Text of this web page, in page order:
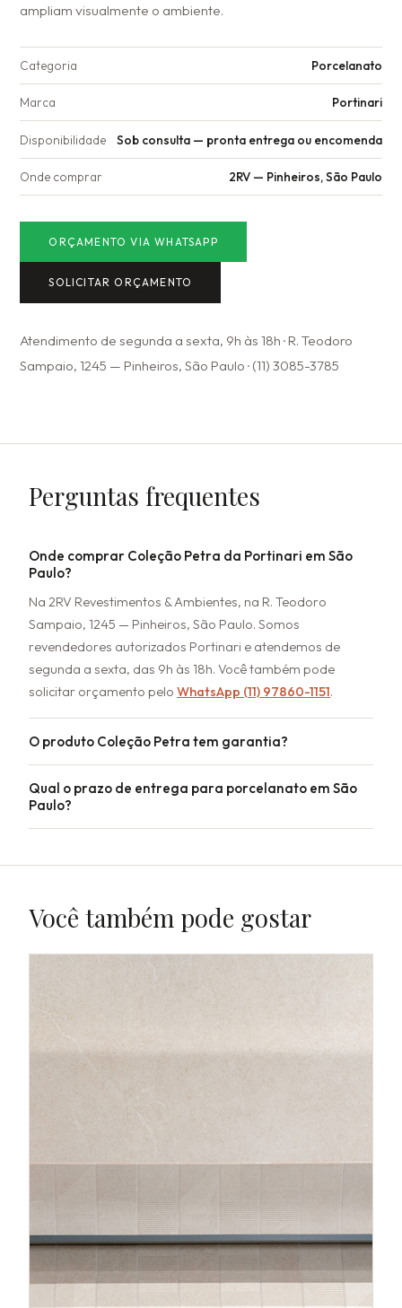
ampliam visualmente o ambiente.
Categoria Porcelanato
Marca Portinari
Disponibilidade Sob consulta — pronta entrega ou encomenda
Onde comprar 2RV — Pinheiros, São Paulo
ORÇAMENTO VIA WHATSAPP
SOLICITAR ORÇAMENTO
Atendimento de segunda a sexta, 9h às 18h · R. Teodoro
Sampaio, 1245 — Pinheiros, São Paulo · (11) 3085-3785
Perguntas frequentes
Onde comprar Coleção Petra da Portinari em São
Paulo?
Na 2RV Revestimentos & Ambientes, na R. Teodoro
Sampaio, 1245 — Pinheiros, São Paulo. Somos
revendedores autorizados Portinari e atendemos de
segunda a sexta, das 9h às 18h. Você também pode
solicitar orçamento pelo WhatsApp (11) 97860-1151.
O produto Coleção Petra tem garantia?
Qual o prazo de entrega para porcelanato em São
Paulo?
Você também pode gostar